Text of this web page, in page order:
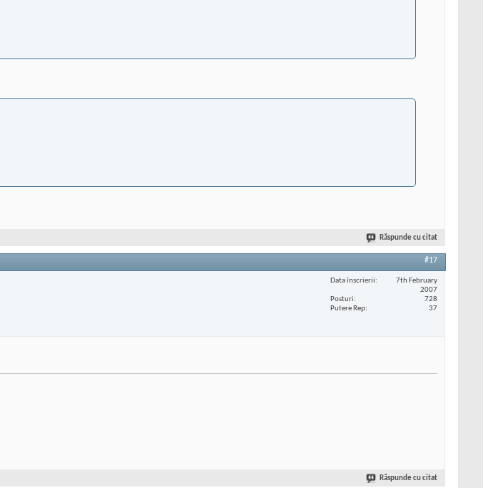
Răspunde cu citat
#17
Data înscrierii
7th February
2007
Posturi
728
Putere Rep
37
Răspunde cu citat